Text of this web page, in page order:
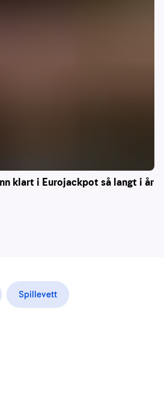
klart i Eurojackpot så langt i år
Spillevett